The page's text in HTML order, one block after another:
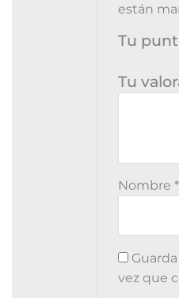
están
Tu
Tu
Nombre*
vez que